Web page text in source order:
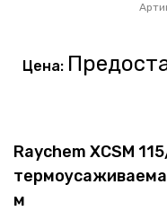
Цена:
Raychem XCSM
м